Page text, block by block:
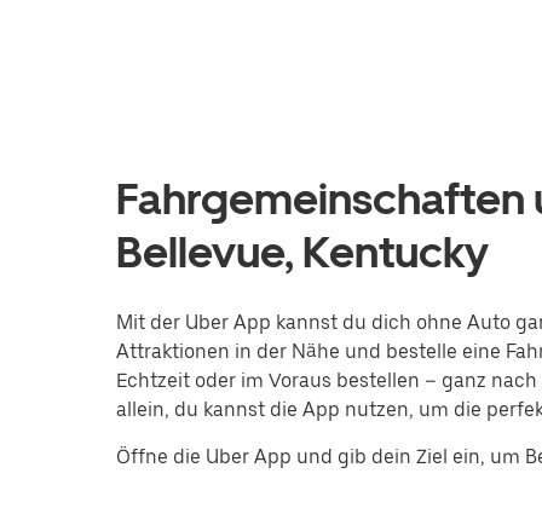
Fahrgemeinschaften
Bellevue, Kentucky
Mit der Uber App kannst du dich ohne Auto
Attraktionen in der Nähe und bestelle eine
Echtzeit oder im Voraus bestellen – ganz
allein, du kannst die App nutzen, um die
Öffne die Uber App und gib dein Ziel ein, um